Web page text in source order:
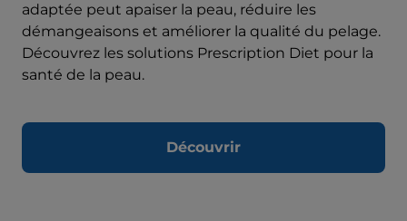
adaptée peut apaiser la peau, réduire les
démangeaisons et améliorer la qualité du pelage.
Découvrez les solutions Prescription Diet pour la
santé de la peau.
Découvrir